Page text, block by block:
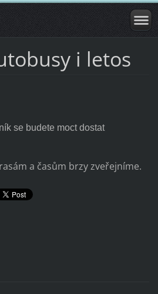
i letos
se budete moct dostat
a časům brzy zveřejníme.